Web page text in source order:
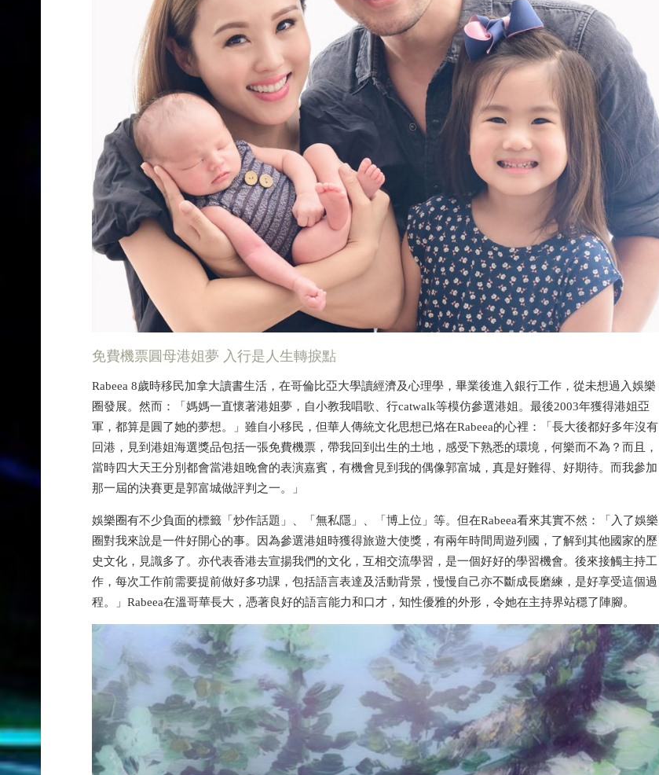
免費機票圓母港姐夢 入行是人生轉捩點
Rabeea 8歲時移民加拿大讀書生活，在哥倫比亞大學讀經濟及心理學，畢業後進入銀行工作，從未想過入娛樂
圈發展。然而：「媽媽一直懷著港姐夢，自小教我唱歌、行catwalk等模仿參選港姐。最後2003年獲得港姐亞
軍，都算是圓了她的夢想。」雖自小移民，但華人傳統文化思想已烙在Rabeea的心裡：「長大後都好多年沒有
回港，見到港姐海選獎品包括一張免費機票，帶我回到出生的土地，感受下熟悉的環境，何樂而不為？而且，
當時四大天王分別都會當港姐晚會的表演嘉賓，有機會見到我的偶像郭富城，真是好難得、好期待。而我參加
那一屆的決賽更是郭富城做評判之一。」
娛樂圈有不少負面的標籤「炒作話題」、「無私隱」、「博上位」等。但在Rabeea看來其實不然：「入了娛樂
圈對我來說是一件好開心的事。因為參選港姐時獲得旅遊大使獎，有兩年時間周遊列國，了解到其他國家的歷
史文化，見識多了。亦代表香港去宣揚我們的文化，互相交流學習，是一個好好的學習機會。後來接觸主持工
作，每次工作前需要提前做好多功課，包括語言表達及活動背景，慢慢自己亦不斷成長磨練，是好享受這個過
程。」Rabeea在溫哥華長大，憑著良好的語言能力和口才，知性優雅的外形，令她在主持界站穩了陣腳。